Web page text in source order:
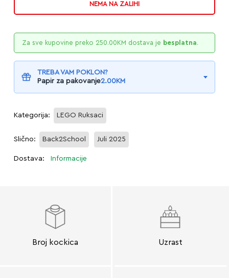
NEMA NA ZALIHI
Za sve kupovine preko 250.00 KM dostava je besplatna.
TREBA VAM POKLON?
Papir za pakovanje2.00KM
Kategorija: LEGO Ruksaci
Slično: Back2School Juli 2025
Dostava: Informacije
Broj kockica Uzrast